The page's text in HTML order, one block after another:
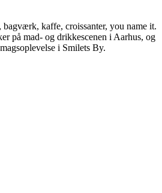
bagværk, kaffe, croissanter, you name it.
på mad- og drikkescenen i Aarhus, og
i Smilets By.